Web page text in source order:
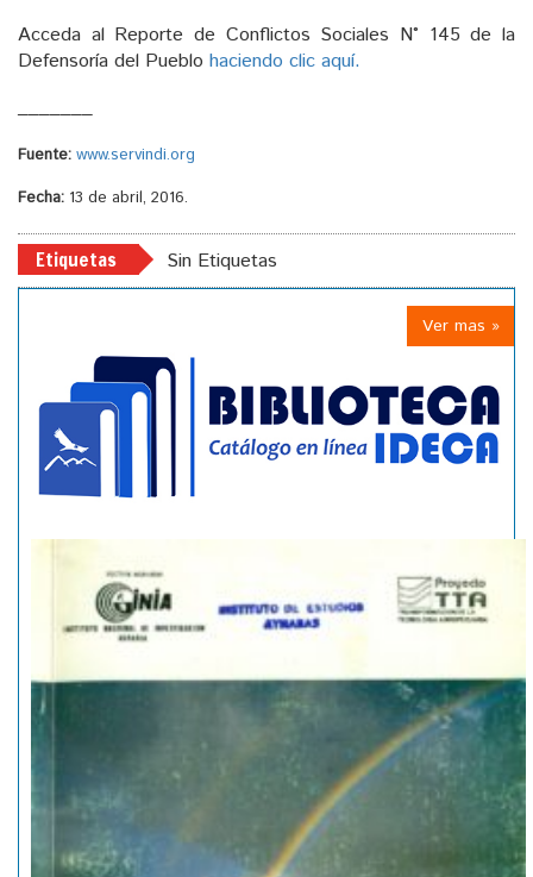
Acceda al Reporte de Conflictos Sociales N° 145 de la
Defensoría del Pueblo haciendo clic aquí.
Fuente: www.servindi.org
Fecha: 13 de abril, 2016.
Etiquetas Sin Etiquetas
Ver mas »